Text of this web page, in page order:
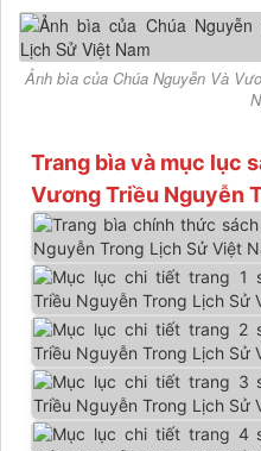
Ảnh bìa của Chúa Nguyễn Và
Trang bìa và mục lục
Vương Triều Nguyễn